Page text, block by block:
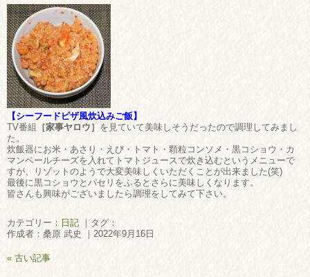
【シーフードピザ風炊込みご飯】
TV番組
［家事ヤロウ］ を見ていて美味しそうだったので調理してみまし
た。
炊飯器にお米・あさり・えび・トマト・顆粒コンソメ・黒コショウ・カ
マンベールチーズを入れてトマトジュースで炊き込むというメニューで
すが、リゾットのようで大変美味しくいただくことが出来ました(笑)
最後に黒コショウとパセリをふるとさらに美味しくなります。
皆さんも興味がございましたら調理をしてみて下さい。
カテゴリー： 日記 ｜タグ：
作成者：桑原 武史 ｜2022年9月16日
« 古い記事